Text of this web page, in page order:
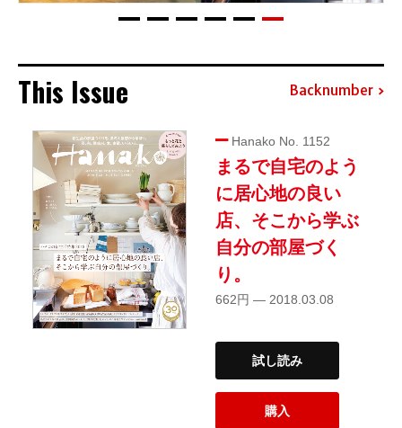
This Issue Backnumber
Hanako No. 1152
まるで自宅のよう
に居心地の良い
店、そこから学ぶ
自分の部屋づく
り。
662円 — 2018.03.08
試し読み
購入